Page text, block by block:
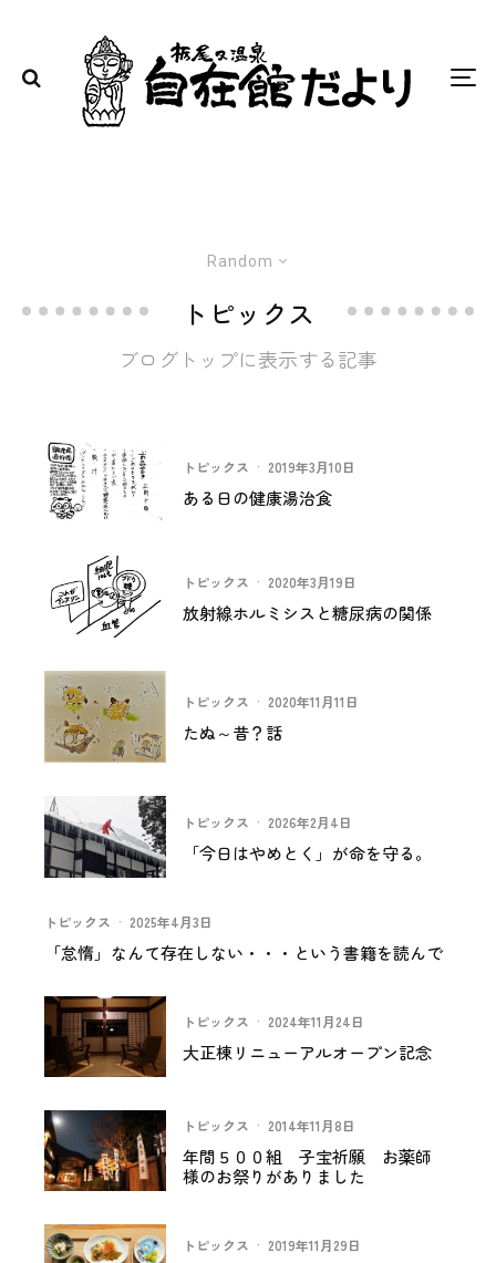
Random
トピックス
ブログトップに表示する記事
トピックス · 2019年3月10日
ある日の健康湯治食
トピックス · 2020年3月19日
放射線ホルミシスと糖尿病の関係
トピックス · 2020年11月11日
たぬ～昔？話
トピックス · 2026年2月4日
「今日はやめとく」が命を守る。
トピックス · 2025年4月3日
「怠惰」なんて存在しない・・・という書籍を読んで
トピックス · 2024年11月24日
大正棟リニューアルオープン記念
トピックス · 2014年11月8日
年間５００組 子宝祈願 お薬師
様のお祭りがありました
トピックス · 2019年11月29日